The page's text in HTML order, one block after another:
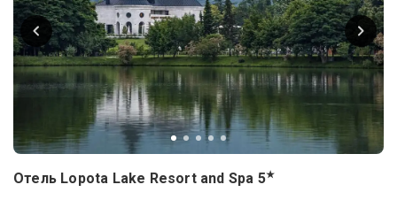
Отель Lopota Lake Resort and Spa 5★